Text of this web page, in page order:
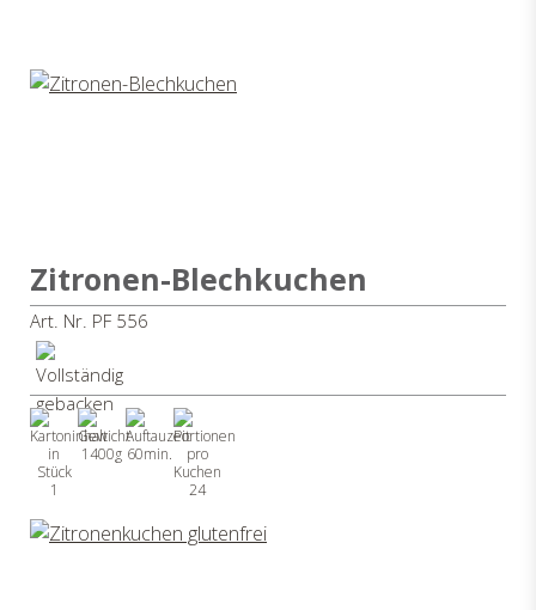
Zitronen-Blechkuchen
Art. Nr. PF 556
1
1400g 60min.
24